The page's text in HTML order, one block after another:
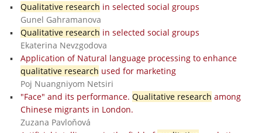
Qualitative research in selected social groups
Gunel Gahramanova
Qualitative research in selected social groups
Ekaterina Nevzgodova
Application of Natural language processing to enhance
qualitative research used for marketing
Poj Nuangniyom Netsiri
"Face" and its performance. Qualitative research among
Chinese migrants in London.
Zuzana Pavloňová